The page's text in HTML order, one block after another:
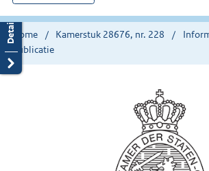
hier:
Home Kamerstuk 28676, nr. 228
publicatie